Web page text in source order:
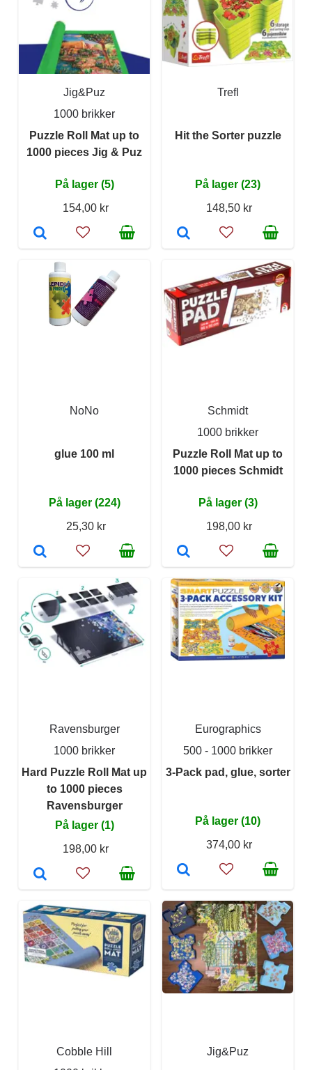
Jig&Puz
1000 brikker
Puzzle Roll Mat up to
1000 pieces Jig & Puz
På lager (5)
154,00 kr
Trefl
Hit the Sorter puzzle
På lager (23)
148,50 kr
NoNo
glue 100 ml
På lager (224)
25,30 kr
Schmidt
1000 brikker
Puzzle Roll Mat up to
1000 pieces Schmidt
På lager (3)
198,00 kr
Ravensburger
1000 brikker
Hard Puzzle Roll Mat up
to 1000 pieces
Ravensburger
På lager (1)
198,00 kr
Eurographics
500 - 1000 brikker
3-Pack pad, glue, sorter
På lager (10)
374,00 kr
Cobble Hill
Jig&Puz